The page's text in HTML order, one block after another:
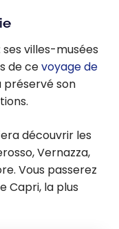
ses villes-musées
de cevoyage de
préservé son
découvrir les
Vernazza,
Vous passerez
Capri, la plus